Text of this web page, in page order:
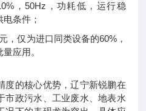
，50Hz，功耗低，运行稳
条件；
，仅为进口同类设备的60%，
应用。
度的核心优势，辽宁新锐鹏在
市政污水、工业废水、地表水